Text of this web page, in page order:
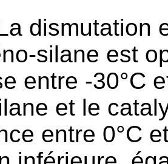
dismutation
silane est
entre -30°C
et le
entre 0°C